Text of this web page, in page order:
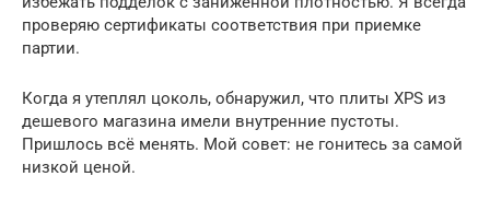
проверяю сертификаты соответствия при приемке
партии.
Когда я утеплял цоколь, обнаружил, что плиты XPS из
дешевого магазина имели внутренние пустоты.
Пришлось всё менять. Мой совет: не гонитесь за самой
низкой ценой.